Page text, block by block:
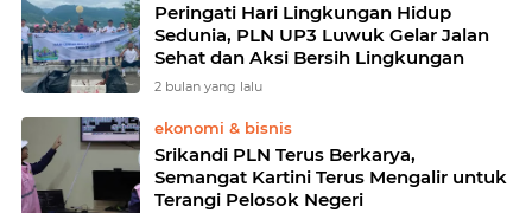
Peringati Hari Lingkungan Hidup
Sedunia, PLN UP3 Luwuk Gelar Jalan
Sehat dan Aksi Bersih Lingkungan
2 bulan yang lalu
ekonomi & bisnis
Srikandi PLN Terus Berkarya,
Semangat Kartini Terus Mengalir untuk
Terangi Pelosok Negeri